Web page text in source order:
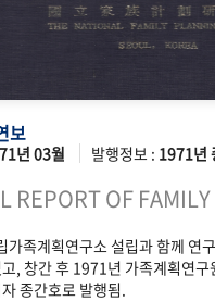
보
년 03월 발행정보 : 1971년
REPORT OF
가족계획연구소 설립과 함께 연
, 창간 후 1971년 가족계획연구
종간호로 발행됨.